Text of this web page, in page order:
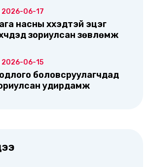
2026-06-17
насны хүүхэдтэй эцэг
зориулсан зөвлөмж
2026-06-15
боловсруулагчдад
удирдамж